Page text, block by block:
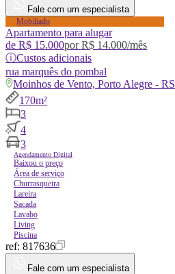
Fale com um especialista
Mobiliado
Apartamento para alugar
de R$ 15.000porR$ 14.000/mês
ⓘCustos adicionais
rua marquês do pombal
Moinhos de Vento, Porto Alegre - RS
170m²
3
4
3
Agendamento Digital
Baixou o preço
Área de serviço
Churrasqueira
Lareira
Sacada
Lavabo
Living
Piscina
ref: 817636
Fale com um especialista